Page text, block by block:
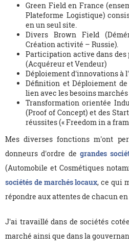
Green Field en France
Plateforme Logistique)
en un seul site.
Divers Brown Field
Création activité – Russie).
Participation active dans des
(Acquéreur et Vendeur)
Déploiement d'innovations à
Définition et Déploiement
lien avec les besoins marchés
Transformation orientée
(Proof of Concept) et des
réussites (« Freedom in a
Mes diverses fonctions m'ont
donneurs d'ordre de grandes
(Automobile et Cosmétiques
sociétés de marchés locaux, ce qui
répondre aux attentes de chacun
J'ai travaillé dans de sociétés
marché ainsi que dans la